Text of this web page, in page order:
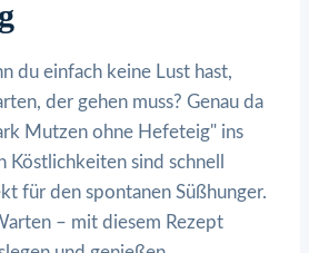
du einfach keine Lust hast,
der gehen muss? Genau da
Mutzen ohne Hefeteig" ins
Köstlichkeiten sind schnell
für den spontanen Süßhunger.
– mit diesem Rezept